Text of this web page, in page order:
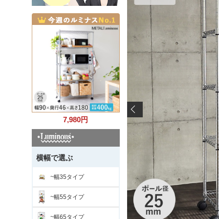
7,980円
横幅で選ぶ
~幅35タイプ
~幅55タイプ
~幅65タイプ